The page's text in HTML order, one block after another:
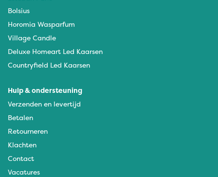
Bolsius
Horomia Wasparfum
Village Candle
Deluxe Homeart Led Kaarsen
Countryfield Led Kaarsen
Hulp & ondersteuning
Verzenden en levertijd
Betalen
Retourneren
Klachten
Contact
Vacatures